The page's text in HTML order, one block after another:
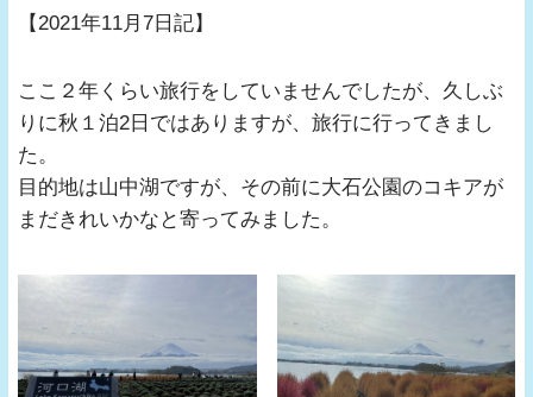
【2021年11月7日記】
ここ２年くらい旅行をしていませんでしたが、久しぶ
りに秋１泊2日ではありますが、旅行に行ってきまし
た。
目的地は山中湖ですが、その前に大石公園のコキアが
まだきれいかなと寄ってみました。